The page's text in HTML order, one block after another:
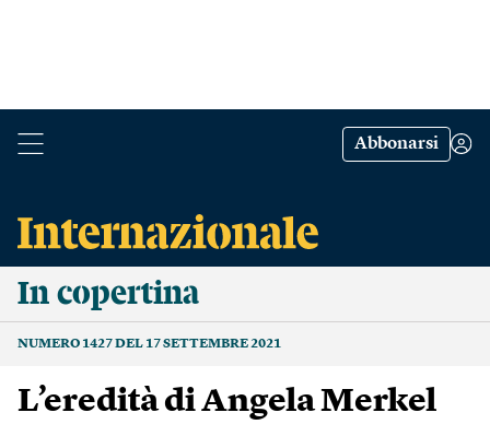
Abbonarsi
In copertina
NUMERO 1427 DEL 17 SETTEMBRE 2021
L’eredità di Angela Merkel